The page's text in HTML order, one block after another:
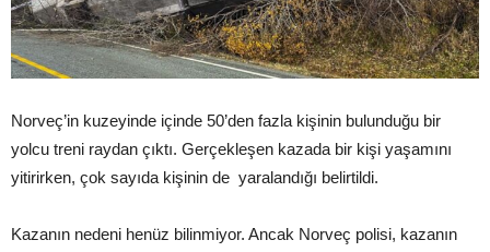
Norveç’in kuzeyinde içinde 50’den fazla kişinin bulunduğu bir
yolcu treni raydan çıktı. Gerçekleşen kazada bir kişi yaşamını
yitirirken, çok sayıda kişinin de yaralandığı belirtildi.
Kazanın nedeni henüz bilinmiyor. Ancak Norveç polisi, kazanın